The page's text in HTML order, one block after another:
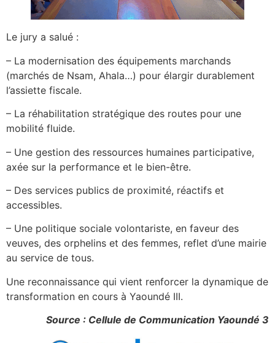
Le jury a salué :
– La modernisation des équipements marchands
(marchés de Nsam, Ahala…) pour élargir durablement
l’assiette fiscale.
– La réhabilitation stratégique des routes pour une
mobilité fluide.
– Une gestion des ressources humaines participative,
axée sur la performance et le bien-être.
– Des services publics de proximité, réactifs et
accessibles.
– Une politique sociale volontariste, en faveur des
veuves, des orphelins et des femmes, reflet d’une mairie
au service de tous.
Une reconnaissance qui vient renforcer la dynamique de
transformation en cours à Yaoundé III.
Source : Cellule de Communication Yaoundé 3